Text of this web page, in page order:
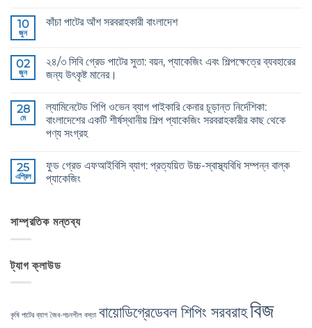
Jute
2026
Guide
to
36/4
Configurations
এ
নেই
10
জুন
কাঁচা পাটের আঁশ সরবরাহকারী বাংলাদেশ
Fibre
Supplier
Bangladesh
এ
02
জুন
২৪/৩ সিবি গ্রেড পাটের সুতা: বয়ন, প্যাকেজিং এবং শিল্পক্ষেত্রে ব্যবহারের
জন্য উৎকৃষ্ট মানের।
Grade
Jute
Yarn:
Premium
Quality
Weaving,
Packaging
and
Industrial
নেই
28
মে
ল্যামিনেটেড পিপি ওভেন ব্যাগ পাইকারি কেনার চূড়ান্ত নির্দেশিকা:
বাংলাদেশের একটি শীর্ষস্থানীয় শিল্প প্যাকেজিং সরবরাহকারীর কাছ থেকে
পণ্য সংগ্রহ
Guide
to
Laminated
Wholesale:
Sourcing
Industrial
নেই
25
এপ্রিল
ফুড গ্রেড এফআইবিসি ব্যাগ: প্রত্যয়িত উচ্চ-স্বাস্থ্যবিধি সম্পন্ন বাল্ক
প্যাকেজিং
Bag:
Certified
Packaging
সাম্প্রতিক মন্তব্য
ট্যাগ ক্লাউড
কৃষি পাটের ব্যাগ জৈব-পচনশীল বস্তা বায়োডিগ্রেডেবল শিপিং সরবরাহবিজ